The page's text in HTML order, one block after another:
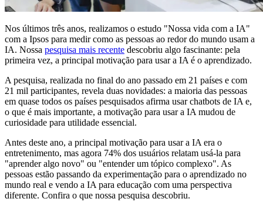
Nos últimos três anos, realizamos o estudo "Nossa vida com a IA"
com a Ipsos para medir como as pessoas ao redor do mundo usam a
IA. Nossa pesquisa mais recente descobriu algo fascinante: pela
primeira vez, a principal motivação para usar a IA é o aprendizado.
A pesquisa, realizada no final do ano passado em 21 países e com
21 mil participantes, revela duas novidades: a maioria das pessoas
em quase todos os países pesquisados afirma usar chatbots de IA e,
o que é mais importante, a motivação para usar a IA mudou de
curiosidade para utilidade essencial.
Antes deste ano, a principal motivação para usar a IA era o
entretenimento, mas agora 74% dos usuários relatam usá-la para
"aprender algo novo" ou "entender um tópico complexo". As
pessoas estão passando da experimentação para o aprendizado no
mundo real e vendo a IA para educação com uma perspectiva
diferente. Confira o que nossa pesquisa descobriu.